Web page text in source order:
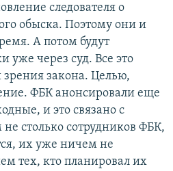
следователя о
обыска. Поэтому они и
А потом будут
уже через суд. Все это
зрения закона. Целью,
ФБК анонсировали еще
и это связано с
столько сотрудников ФБК,
их уже ничем не
тех, кто планировал их